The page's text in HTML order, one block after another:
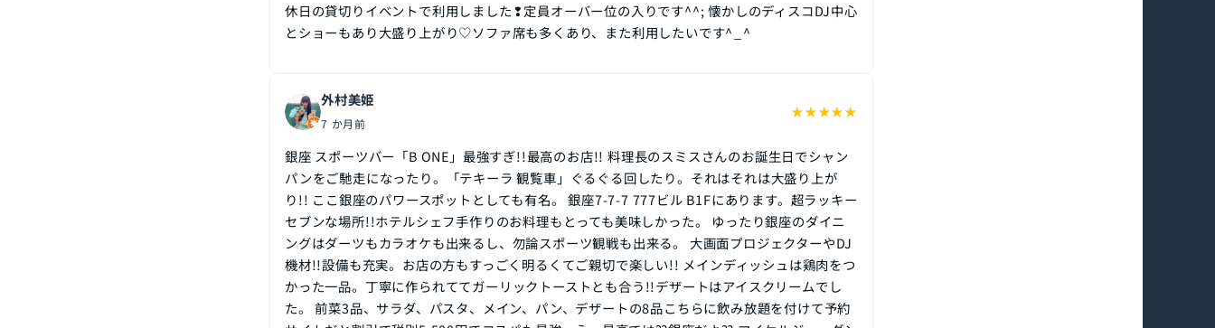
休日の貸切りイベントで利用しました❢定員オーバー位の入りです^^; 懐かしのディスコDJ中心
とショーもあり大盛り上がり♡ソファ席も多くあり、また利用したいです^⁠_⁠^
外村美姫
7 か月前
★★★★★
銀座 スポーツバー「B ONE」最強すぎ!!最高のお店!! 料理長のスミスさんのお誕生日でシャン
パンをご馳走になったり。「テキーラ 観覧車」ぐるぐる回したり。それはそれは大盛り上が
り!! ここ銀座のパワースポットとしても有名。 銀座7-7-7 777ビル B1Fにあります。超ラッキー
セブンな場所!!ホテルシェフ手作りのお料理もとっても美味しかった。 ゆったり銀座のダイニ
ングはダーツもカラオケも出来るし、勿論スポーツ観戦も出来る。 大画面プロジェクターやDJ
機材!!設備も充実。お店の方もすっごく明るくてご親切で楽しい!! メインディッシュは鶏肉をつ
かった一品。丁寧に作られててガーリックトーストとも合う!!デザートはアイスクリームでし
た。 前菜3品、サラダ、パスタ、メイン、パン、デザートの8品こちらに飲み放題を付けて予約